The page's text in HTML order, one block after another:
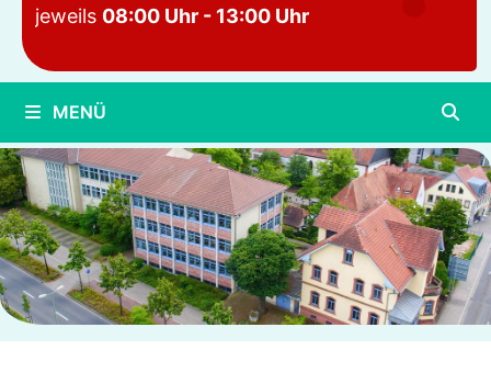
jeweils 08:00 Uhr - 13:00 Uhr
MENÜ